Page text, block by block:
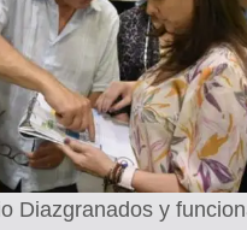
Diazgranados y